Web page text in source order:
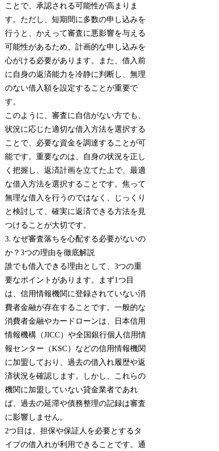
ことで、承認される可能性が高まりま
す。ただし、短期間に多数の申し込みを
行うと、かえって審査に悪影響を与える
可能性があるため、計画的な申し込みを
心がける必要があります。また、借入前
に自身の返済能力を冷静に判断し、無理
のない借入額を設定することが重要で
す。
このように、審査に自信がない方でも、
状況に応じた適切な借入方法を選択する
ことで、必要な資金を調達することが可
能です。重要なのは、自身の状況を正し
く把握し、返済計画を立てた上で、最適
な借入方法を選択することです。焦って
無理な借入を行うのではなく、じっくり
と検討して、確実に返済できる方法を見
つけることが大切です。
3. なぜ審査落ちを心配する必要がないの
か？3つの理由を徹底解説
誰でも借入できる理由として、3つの重
要なポイントがあります。まず1つ目
は、信用情報機関に登録されていない消
費者金融が存在することです。一般的な
消費者金融やカードローンは、日本信用
情報機構（JICC）や全国銀行個人信用情
報センター（KSC）などの信用情報機関
に加盟しており、過去の借入れ履歴や返
済状況を確認します。しかし、これらの
機関に加盟していない貸金業者であれ
ば、過去の延滞や債務整理の記録は審査
に影響しません。
2つ目は、担保や保証人を必要とするタ
イプの借入れが利用できることです。通